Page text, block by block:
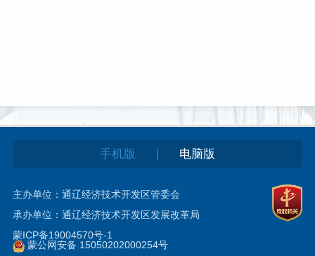
手机版 | 电脑版
主办单位：通辽经济技术开发区管委会
承办单位：通辽经济技术开发区发展改革局
蒙ICP备19004570号-1
蒙公网安备 15050202000254号